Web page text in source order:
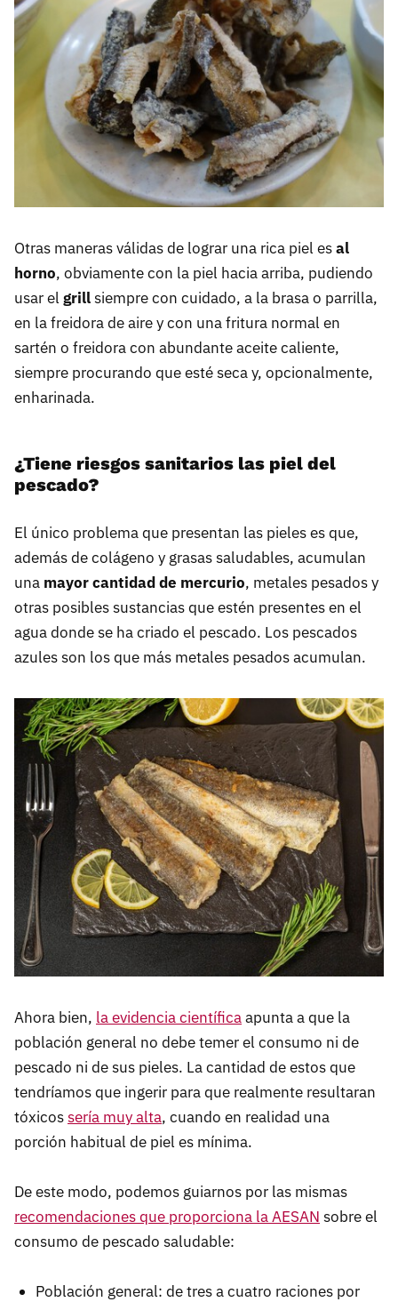
Otras maneras válidas de lograr una rica piel esal
horno, obviamente con la piel hacia arriba, pudiendo
usar el grillsiempre con cuidado, a la brasa o parrilla,
en la freidora de aire y con una fritura normal en
sartén o freidora con abundante aceite caliente,
siempre procurando que esté seca y, opcionalmente,
enharinada.
¿Tiene riesgos sanitarios las piel del
pescado?
El único problema que presentan las pieles es que,
además de colágeno y grasas saludables, acumulan
una mayor cantidad de mercurio, metales pesados y
otras posibles sustancias que estén presentes en el
agua donde se ha criado el pescado. Los pescados
azules son los que más metales pesados acumulan.
Ahora bien, la evidencia científicaapunta a que la
población general no debe temer el consumo ni de
pescado ni de sus pieles. La cantidad de estos que
tendríamos que ingerir para que realmente resultaran
tóxicossería muy alta, cuando en realidad una
porción habitual de piel es mínima.
De este modo, podemos guiarnos por las mismas
recomendaciones que proporciona la AESAN sobre el
consumo de pescado saludable:
Población general: de tres a cuatro raciones por